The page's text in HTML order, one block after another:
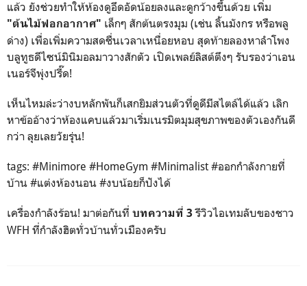
แล้ว ยังช่วยทำให้ห้องดูอึดอัดน้อยลงและดูกว้างขึ้นด้วย เพิ่ม
"ต้นไม้ฟอกอากาศ" เล็กๆ สักต้นตรงมุม (เช่น ลิ้นมังกร หรือพลู
ด่าง) เพื่อเพิ่มความสดชื่นเวลาเหนื่อยหอบ สุดท้ายลองหาลำโพง
บลูทูธดีไซน์มินิมอลมาวางสักตัว เปิดเพลย์ลิสต์ตึงๆ รับรองว่าเอน
เนอร์จีพุ่งปรี๊ด!
เห็นไหมล่ะว่างบหลักพันก็เสกยิมส่วนตัวที่ดูดีมีสไตล์ได้แล้ว เลิก
หาข้ออ้างว่าห้องแคบแล้วมาเริ่มเนรมิตมุมสุขภาพของตัวเองกันดี
กว่า ลุยเลยวัยรุ่น!
tags: #Minimore #HomeGym #Minimalist #ออกกำลังกายที่
บ้าน #แต่งห้องนอน #งบน้อยก็ปังได้
เครื่องกำลังร้อน! มาต่อกันที่ บทความที่ 3รีวิวไอเทมลับของชาว
WFH ที่กำลังฮิตทั่วบ้านทั่วเมืองครับ